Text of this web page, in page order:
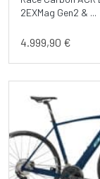
2EXMag Gen2 & ...
4.999,90 €